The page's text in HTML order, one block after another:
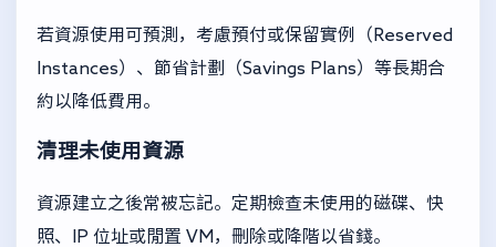
若資源使用可預測，考慮預付或保留實例（Reserved
Instances）、節省計劃（Savings Plans）等長期合
約以降低費用。
清理未使用資源
資源建立之後常被忘記。定期檢查未使用的磁碟、快
照、IP 位址或閒置 VM，刪除或降階以省錢。